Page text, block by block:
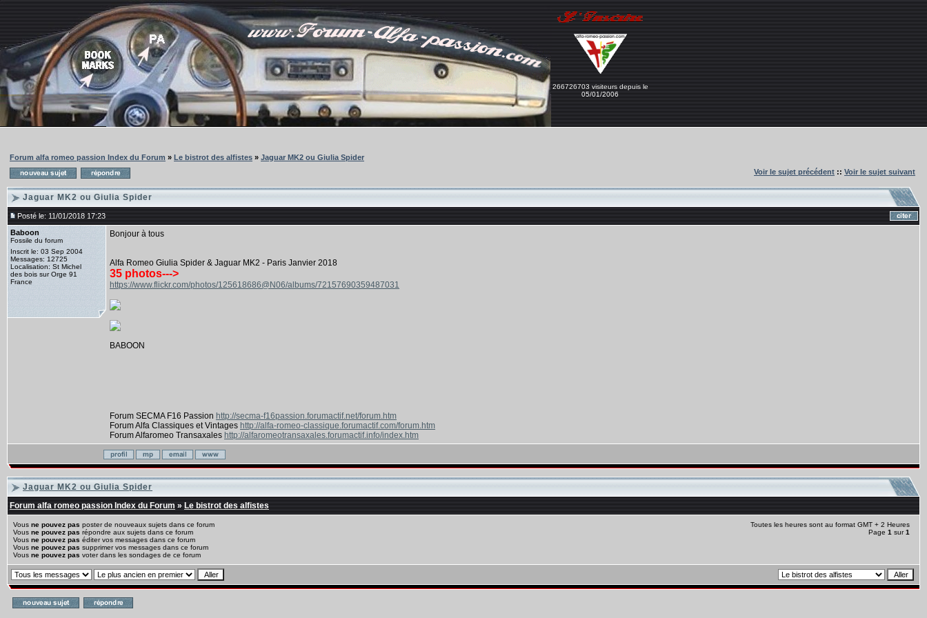
266726703 visiteurs depuis le
05/01/2006
Forum alfa romeo passion Index du Forum » Le bistrot des alfistes » Jaguar MK2 ou Giulia Spider
Voir le sujet précédent :: Voir le sujet suivant
Jaguar MK2 ou Giulia Spider
Posté le: 11/01/2018 17:23
Baboon
Fossile du forum
Inscrit le: 03 Sep 2004
Messages: 12725
Localisation: St Michel
des bois sur Orge 91
France
Bonjour à tous
Alfa Romeo Giulia Spider & Jaguar MK2 - Paris Janvier 2018
35 photos--->
https://www.flickr.com/photos/125618686@N06/albums/72157690359487031
BABOON
Forum SECMA F16 Passion http://secma-f16passion.forumactif.net/forum.htm
Forum Alfa Classiques et Vintages http://alfa-romeo-classique.forumactif.com/forum.htm
Forum Alfaromeo Transaxales http://alfaromeotransaxales.forumactif.info/index.htm
Jaguar MK2 ou Giulia Spider
Forum alfa romeo passion Index du Forum»Le bistrot des alfistes
Vous ne pouvez pas poster de nouveaux sujets dans ce forum
Vous ne pouvez pas répondre aux sujets dans ce forum
Vous ne pouvez pas éditer vos messages dans ce forum
Vous ne pouvez pas supprimer vos messages dans ce forum
Vous ne pouvez pas voter dans les sondages de ce forum
Toutes les heures sont au format GMT + 2 Heures
Page 1 sur1